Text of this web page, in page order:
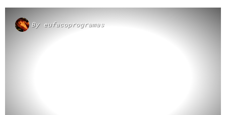
By eufacoprogramas